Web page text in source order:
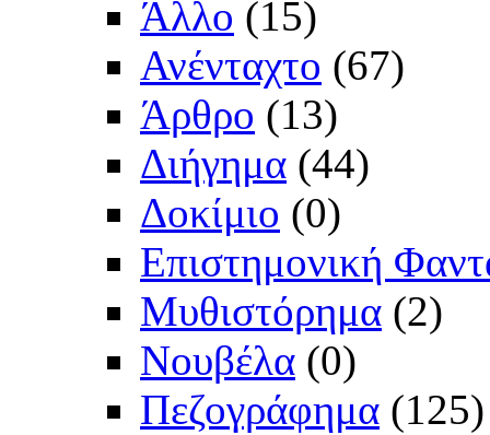
Άλλο (15)
Ανένταχτο (67)
Άρθρο (13)
Διήγημα (44)
Δοκίμιο (0)
Επιστημονική
Μυθιστόρημα (2)
Νουβέλα (0)
Πεζογράφημα (125)